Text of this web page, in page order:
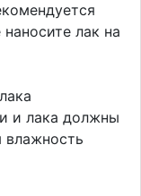
лак на
и лака должны
влажность